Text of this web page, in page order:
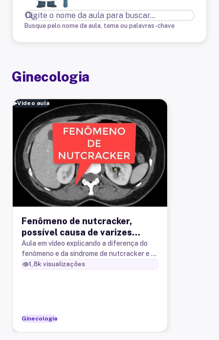
Busque pelo nome da aula, tema ou palavras-chave
Ginecologia
▶Vídeo aula
Fenômeno de nutcracker,
possível causa de varizes
pélvicas e de dor pélvica
crônica mas mulheres.
Aula em vídeo explicando a diferença do
fenômeno e da síndrome de nutcracker e a
sua relação com varizes pélvicas na mulher.
👁️1,8k visualizações
Ginecologia